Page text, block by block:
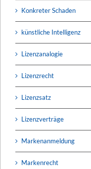
Konkreter Schaden
künstliche Intelligenz
Lizenzanalogie
Lizenzrecht
Lizenzsatz
Lizenzverträge
Markenanmeldung
Markenrecht